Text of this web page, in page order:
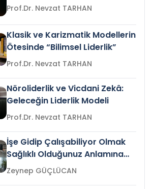
Prof.Dr. Nevzat TARHAN
Klasik ve Karizmatik Modellerin
Ötesinde “Bilimsel Liderlik”
Prof.Dr. Nevzat TARHAN
Nöroliderlik ve Vicdani Zekâ:
Geleceğin Liderlik Modeli
Prof.Dr. Nevzat TARHAN
İşe Gidip Çalışabiliyor Olmak
Sağlıklı Olduğunuz Anlamına
Gelir mi?Zeynep GÜÇLÜCAN